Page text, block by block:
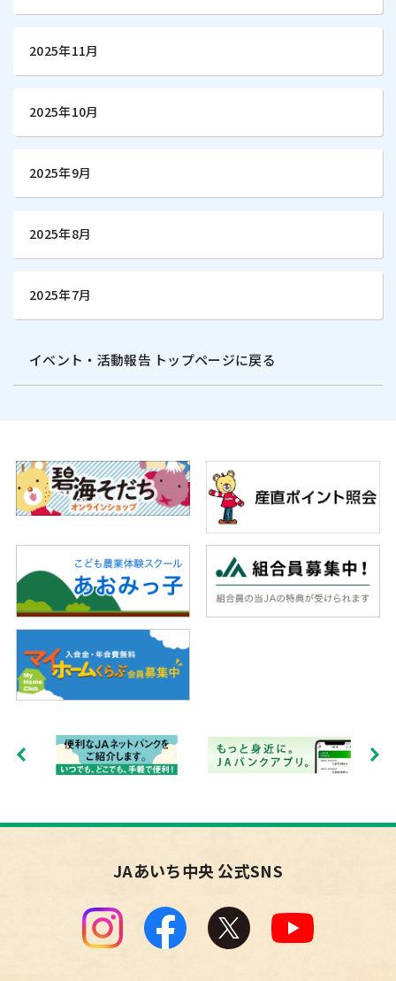
2025年11月
2025年10月
2025年9月
2025年8月
2025年7月
イベント・活動報告 トップページに戻る
JAあいち中央 公式SNS